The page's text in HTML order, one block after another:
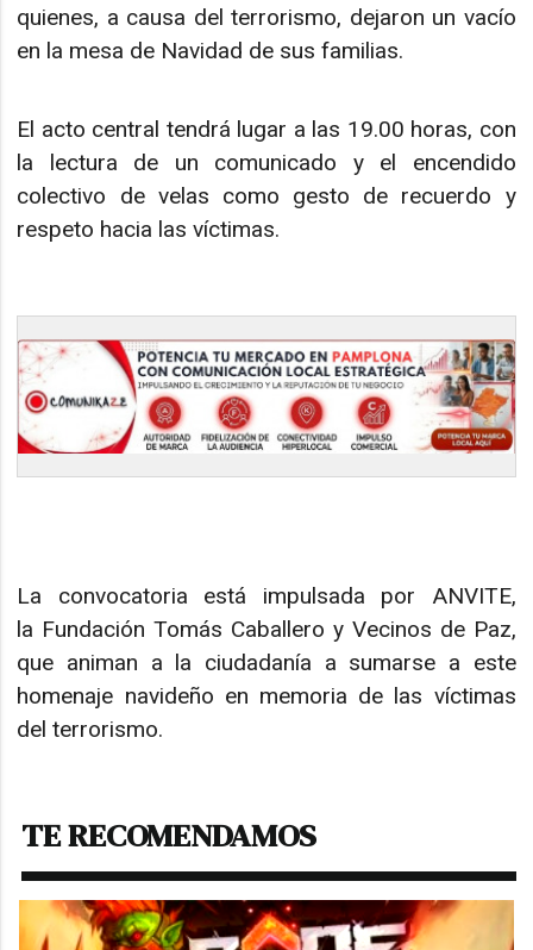
quienes, a causa del terrorismo, dejaron un vacío
en la mesa de Navidad de sus familias.
El acto central tendrá lugar a las 19.00 horas, con
la lectura de un comunicado y el encendido
colectivo de velas como gesto de recuerdo y
respeto hacia las víctimas.
La convocatoria está impulsada por ANVITE,
la Fundación Tomás Caballero y Vecinos de Paz,
que animan a la ciudadanía a sumarse a este
homenaje navideño en memoria de las víctimas
del terrorismo.
TE RECOMENDAMOS